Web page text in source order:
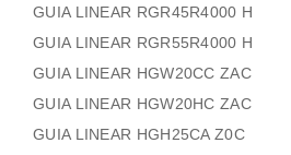
GUIA LINEAR RGR45R4000 H
GUIA LINEAR RGR55R4000 H
GUIA LINEAR HGW20CC ZAC
GUIA LINEAR HGW20HC ZAC
GUIA LINEAR HGH25CA Z0C